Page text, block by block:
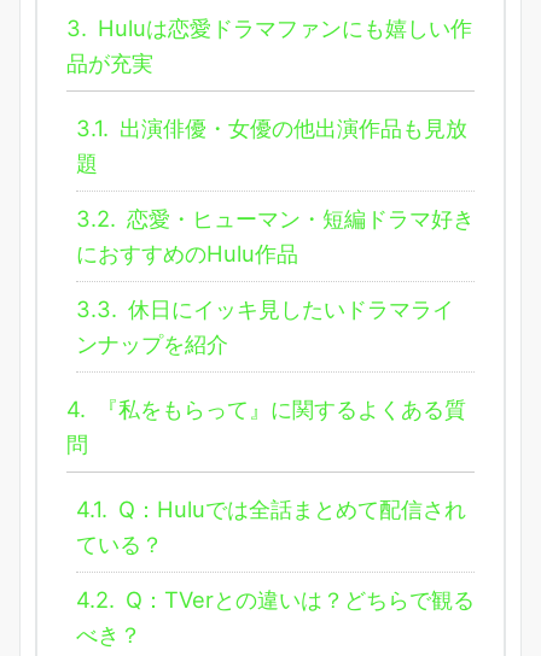
3. Huluは恋愛ドラマファンにも嬉しい作
品が充実
3.1. 出演俳優・女優の他出演作品も見放
題
3.2. 恋愛・ヒューマン・短編ドラマ好き
におすすめのHulu作品
3.3. 休日にイッキ見したいドラマライ
ンナップを紹介
4.
『私をもらって』に関するよくある質
問
4.1. Q：Huluでは全話まとめて配信され
ている？
4.2. Q：TVerとの違いは？どちらで観る
べき？